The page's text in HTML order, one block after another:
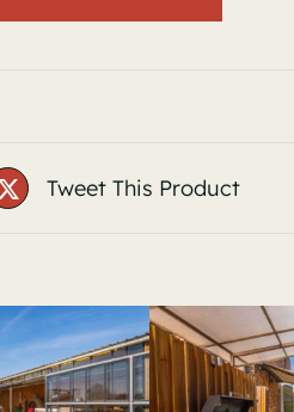
Tweet This Product